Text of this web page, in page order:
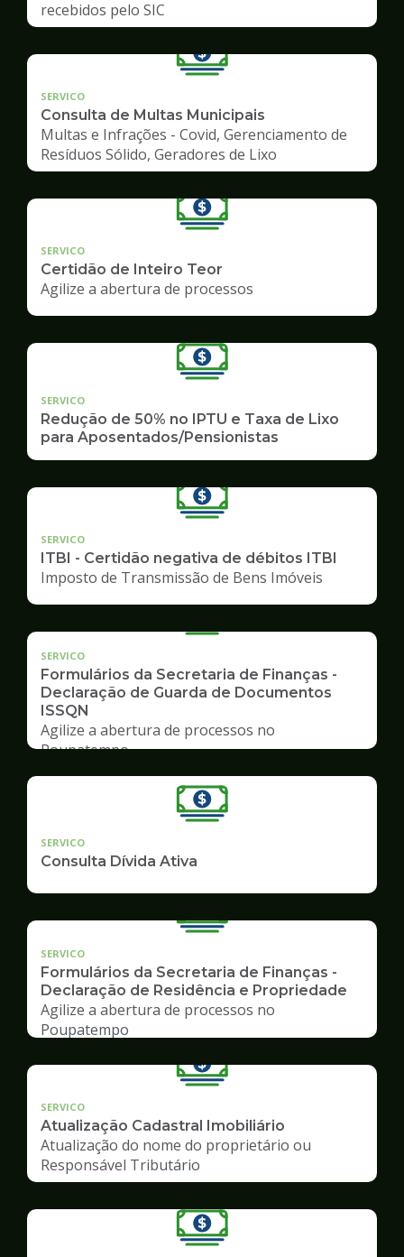
recebidos pelo SIC
SERVICO
Consulta de Multas Municipais
Multas e Infrações - Covid, Gerenciamento de
Resíduos Sólido, Geradores de Lixo
SERVICO
Certidão de Inteiro Teor
Agilize a abertura de processos
SERVICO
Redução de 50% no IPTU e Taxa de Lixo
para Aposentados/Pensionistas
SERVICO
ITBI - Certidão negativa de débitos ITBI
Imposto de Transmissão de Bens Imóveis
SERVICO
Formulários da Secretaria de Finanças -
Declaração de Guarda de Documentos
ISSQN
Agilize a abertura de processos no
Poupatempo
SERVICO
Consulta Dívida Ativa
SERVICO
Formulários da Secretaria de Finanças -
Declaração de Residência e Propriedade
Agilize a abertura de processos no
Poupatempo
SERVICO
Atualização Cadastral Imobiliário
Atualização do nome do proprietário ou
Responsável Tributário